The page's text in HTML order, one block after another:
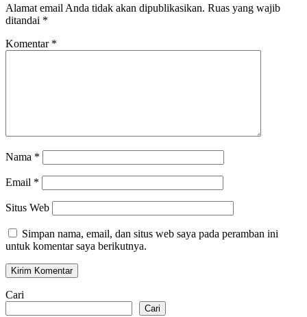
Alamat email Anda tidak akan dipublikasikan. Ruas yang wajib
ditandai *
Komentar *
Nama *
Email *
Situs Web
Simpan nama, email, dan situs web saya pada peramban ini
untuk komentar saya berikutnya.
Cari
Cari